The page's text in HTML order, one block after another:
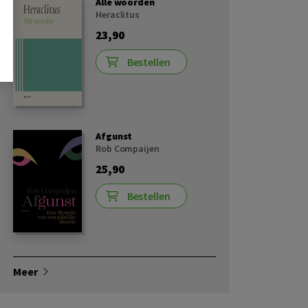
Heraclitus
23,90
Bestellen
Afgunst
Rob Compaijen
25,90
Bestellen
Meer